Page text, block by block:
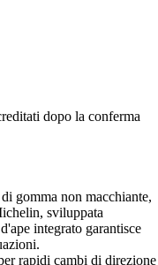
dopo la conferma
gomma non macchiante,
sviluppata
integrato garantisce
rapidi cambi di direzione